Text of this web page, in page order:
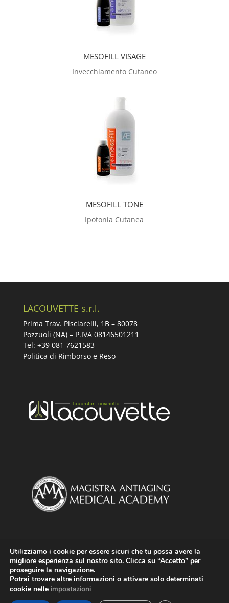
MESOFILL VISAGE
Invecchiamento Cutaneo
MESOFILL TONE
Ipotonia Cutanea
LACOUVETTE s.r.l.
Prima Trav. Pisciarelli, 1B – 80078
Pozzuoli (NA) – P.IVA 08146501211
Tel: +39 081 7621583
Politica di Rimborso e Reso
Design and Artwork Fabrizio Capo| Giusiana de
Utilizziamo i cookie per essere sicuri che tu possa avere la
migliore esperienza sul nostro sito. Clicca su “Accetto” per
proseguire la navigazione.
Potrai trovare altre informazioni o attivare solo determinati
cookie nelle impostazioni